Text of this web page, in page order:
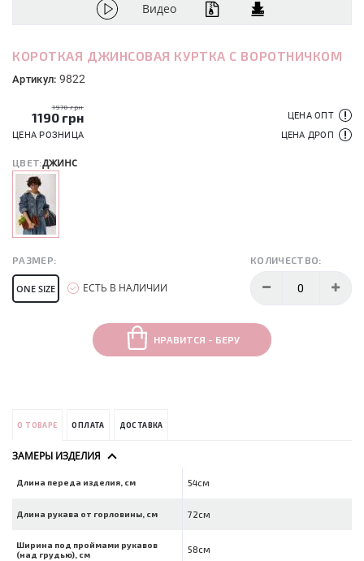
Видео
КОРОТКАЯ ДЖИНСОВАЯ КУРТКА С ВОРОТНИЧКОМ
Артикул: 9822
1970 грн
1190 грн
ЦЕНА РОЗНИЦА
ЦЕНА ОПТ
ЦЕНА ДРОП
ЦВЕТ:джинс
РАЗМЕР: КОЛИЧЕСТВО:
ONE SIZE ЕСТЬ В НАЛИЧИИ
НРАВИТСЯ - БЕРУ
О ТОВАРЕ ОПЛАТА ДОСТАВКА
ЗАМЕРЫ ИЗДЕЛИЯ
Длина переда изделия, см 54см
Длина рукава от горловины, см 72см
Ширина под проймами рукавов
(над грудью), см
58см